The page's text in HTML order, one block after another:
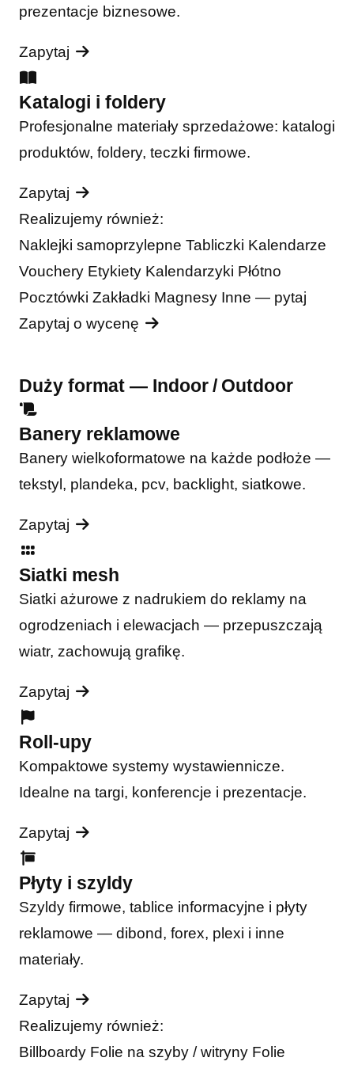
prezentacje biznesowe.
Zapytaj
Katalogi i foldery
Profesjonalne materiały sprzedażowe: katalogi
produktów, foldery, teczki firmowe.
Zapytaj
Realizujemy również:
Naklejki samoprzylepne Tabliczki Kalendarze
Vouchery Etykiety Kalendarzyki Płótno
Pocztówki Zakładki Magnesy Inne — pytaj
Zapytaj o wycenę
Duży format — Indoor / Outdoor
Banery reklamowe
Banery wielkoformatowe na każde podłoże —
tekstyl, plandeka, pcv, backlight, siatkowe.
Zapytaj
Siatki mesh
Siatki ażurowe z nadrukiem do reklamy na
ogrodzeniach i elewacjach — przepuszczają
wiatr, zachowują grafikę.
Zapytaj
Roll-upy
Kompaktowe systemy wystawiennicze.
Idealne na targi, konferencje i prezentacje.
Zapytaj
Płyty i szyldy
Szyldy firmowe, tablice informacyjne i płyty
reklamowe — dibond, forex, plexi i inne
materiały.
Zapytaj
Realizujemy również:
Billboardy Folie na szyby / witryny Folie